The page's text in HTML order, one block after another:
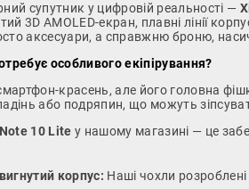
супутник у цифровій реальності —
3D AMOLED-екран, плавні лінії
аксесуари, а справжню броню,
особливого екіпірування?
красень, але його головна
або подряпин, що можуть
10 Lite у нашому магазині — це
корпус: Наші чохли